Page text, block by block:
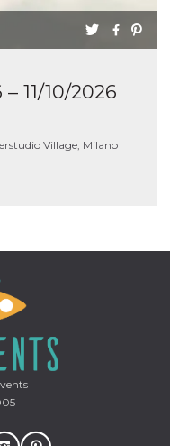
– 11/10/2026
Village, Milano